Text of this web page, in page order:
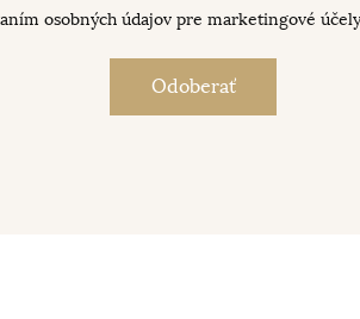
osobných údajov pre marketingové